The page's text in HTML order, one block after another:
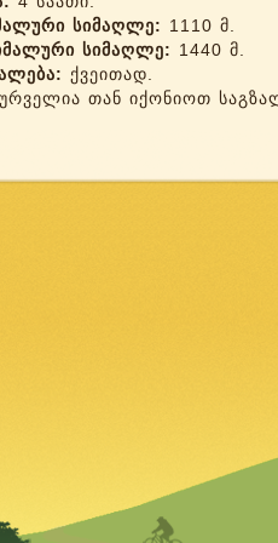
სიმაღლე: 1110 მ.
სიმაღლე: 1440 მ.
ქვეითად.
თან იქონიოთ